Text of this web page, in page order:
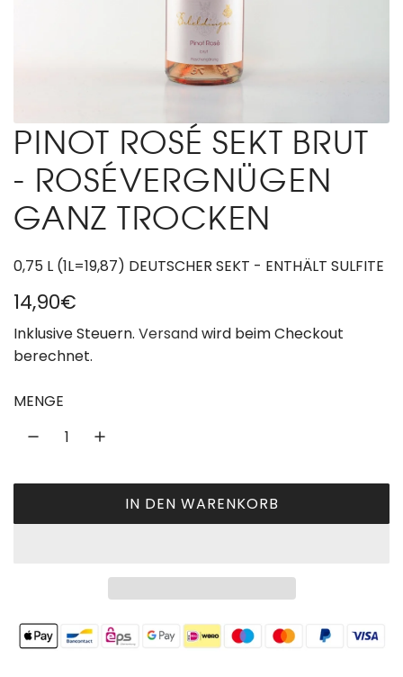
PINOT ROSÉ SEKT BRUT
- ROSÉVERGNÜGEN
GANZ TROCKEN
0,75 L (1L=19,87) DEUTSCHER SEKT - ENTHÄLT SULFITE
R
e
g
u
r
e
e
14,90€
Inklusive Steuern. Versandwird beim Checkout
berechnet.
MENGE
IN DEN WARENKORB
L
E
N
.
.